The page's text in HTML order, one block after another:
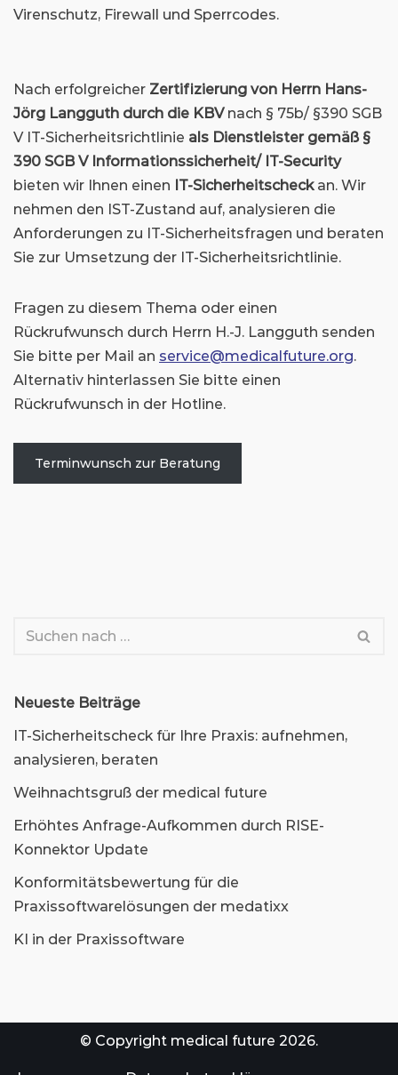
Virenschutz, Firewall und Sperrcodes.
Nach erfolgreicher Zertifizierung von Herrn Hans-
Jörg Langguth durch die KBV nach § 75b/ §390 SGB
V IT-Sicherheitsrichtlinie als Dienstleister gemäß §
390 SGB V Informationssicherheit/ IT-Security
bieten wir Ihnen einen IT-Sicherheitscheckan. Wir
nehmen den IST-Zustand auf, analysieren die
Anforderungen zu IT-Sicherheitsfragen und beraten
Sie zur Umsetzung der IT-Sicherheitsrichtlinie.
Fragen zu diesem Thema oder einen
Rückrufwunsch durch Herrn H.-J. Langguth senden
Sie bitte per Mail an service@medicalfuture.org.
Alternativ hinterlassen Sie bitte einen
Rückrufwunsch in der Hotline.
Terminwunsch zur Beratung
Neueste Beiträge
IT-Sicherheitscheck für Ihre Praxis: aufnehmen,
analysieren, beraten
Weihnachtsgruß der medical future
Erhöhtes Anfrage-Aufkommen durch RISE-
Konnektor Update
Konformitätsbewertung für die
Praxissoftwarelösungen der medatixx
KI in der Praxissoftware
© Copyright medical future 2026.ㅤㅤㅤㅤㅤㅤ